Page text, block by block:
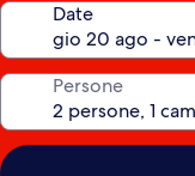
Date
Persone